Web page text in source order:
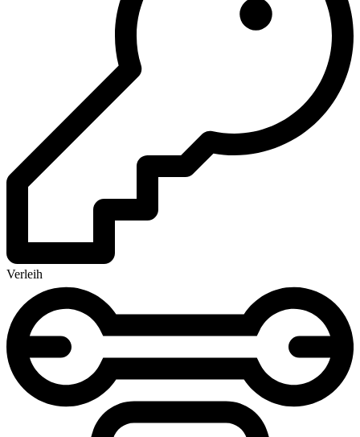
Verleih